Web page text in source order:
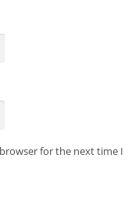
for the next time I